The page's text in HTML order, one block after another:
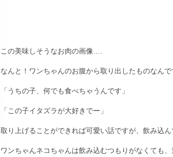
この美味しそうなお肉の画像….
なんと！ワンちゃんのお腹から取り出したものなんで
「うちの子、何でも食べちゃうんです」
「この子イタズラが大好きでー」
取り上げることができれば可愛い話ですが、飲み込ん
ワンちゃんネコちゃんは飲み込むつもりがなくても